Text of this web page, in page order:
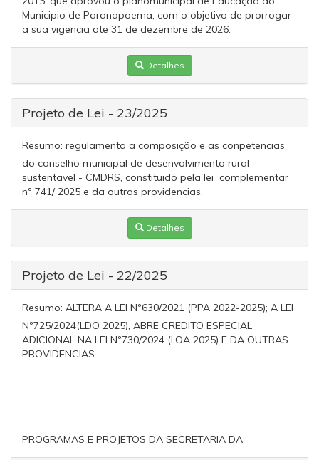
Municipio de Paranapoema, com o objetivo de prorrogar
a sua vigencia ate 31 de dezembre de 2026.
Detalhes
Projeto de Lei - 23/2025
Resumo: regulamenta a composição e as conpetencias
do conselho municipal de desenvolvimento rural
sustentavel - CMDRS, constituido pela lei complementar
nº 741/ 2025 e da outras providencias.
Detalhes
Projeto de Lei - 22/2025
Resumo: ALTERA A LEI Nº630/2021 (PPA 2022-2025); A LEI
Nº725/2024(LDO 2025), ABRE CREDITO ESPECIAL
ADICIONAL NA LEI Nº730/2024 (LOA 2025) E DA OUTRAS
PROVIDENCIAS.
PROGRAMAS E PROJETOS DA SECRETARIA DA